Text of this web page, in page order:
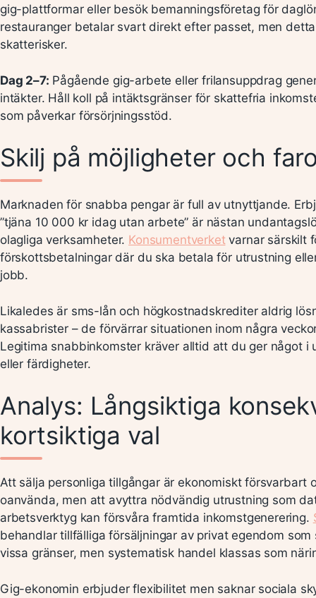
gig-plattformar eller besök bemanningsföretag för
restauranger betalar svart direkt efter passet, men
skatterisker.
Dag 2–7: Pågående gig-arbete eller frilansuppdrag
intäkter. Håll koll på intäktsgränser för skattefria
som påverkar försörjningsstöd.
Skilj på möjligheter och
Marknaden för snabba pengar är full av utnyttjande.
”tjäna 10 000 kr idag utan arbete” är nästan
olagliga verksamheter. Konsumentverketvarnar särskilt
förskottsbetalningar där du ska betala för utrustning
jobb.
Likaledes är sms-lån och högkostnadskrediter aldrig
kassabrister – de förvärrar situationen inom några
Legitima snabbinkomster kräver alltid att du ger något i
eller färdigheter.
Analys: Långsiktiga
kortsiktiga val
Att sälja personliga tillgångar är ekonomiskt försvarbart
oanvända, men att avyttra nödvändig utrustning som
arbetsverktyg kan försvåra framtida inkomstgenerering.
behandlar tillfälliga försäljningar av privat egendom
vissa gränser, men systematisk handel klassas som
Gig-ekonomin erbjuder flexibilitet men saknar sociala